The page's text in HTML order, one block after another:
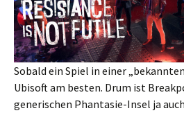
Sobald ein Spiel in einer
Ubisoft am besten. Drum ist
generischen Phantasie-Insel ja